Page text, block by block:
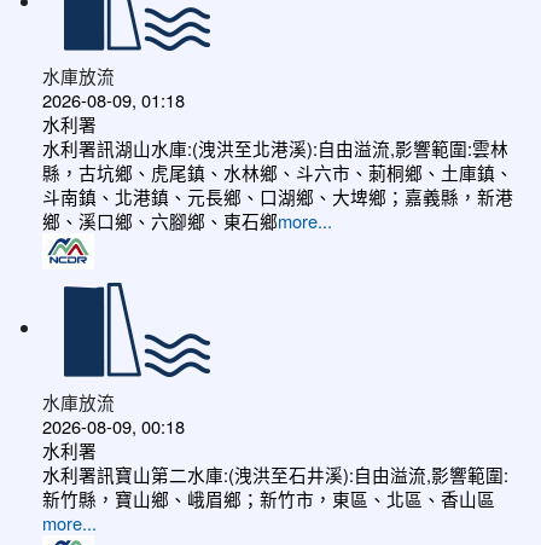
水庫放流
2026-08-09, 01:18
水利署
水利署訊湖山水庫:(洩洪至北港溪):自由溢流,影響範圍:雲林
縣，古坑鄉、虎尾鎮、水林鄉、斗六市、莿桐鄉、土庫鎮、
斗南鎮、北港鎮、元長鄉、口湖鄉、大埤鄉；嘉義縣，新港
鄉、溪口鄉、六腳鄉、東石鄉more...
水庫放流
2026-08-09, 00:18
水利署
水利署訊寶山第二水庫:(洩洪至石井溪):自由溢流,影響範圍:
新竹縣，寶山鄉、峨眉鄉；新竹市，東區、北區、香山區
more...